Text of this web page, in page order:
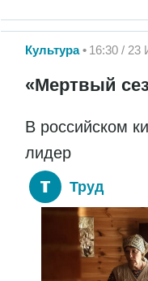
Культура 16:30 / 23
«Мертвый
В российском
лидер
Труд